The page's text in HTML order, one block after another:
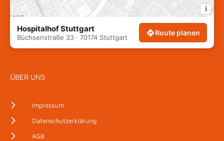
i
Hospitalhof Stuttgart
Büchsenstraße 33 · 70174 Stuttgart
Route planen
ÜBER UNS
Impressum
Datenschutzerklärung
AGB